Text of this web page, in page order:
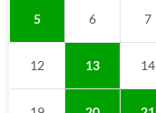
5 6 7
12 13 14